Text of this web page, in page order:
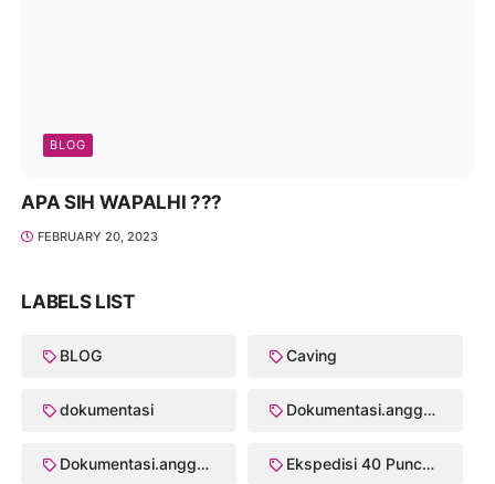
BLOG
APA SIH WAPALHI ???
FEBRUARY 20, 2023
LABELS LIST
BLOG Caving
dokumentasi Dokumentasi.anggota
Dokumentasi.anggota Crk/2003 Ekspedisi 40 Puncak Wapalhi